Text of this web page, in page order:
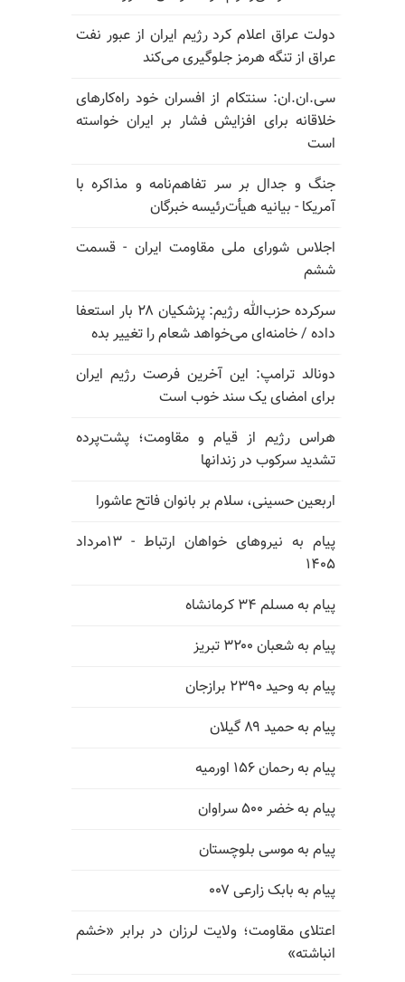
دولت عراق اعلام کرد رژیم ایران از عبور نفت
عراق از تنگه هرمز جلوگیری می‌کند
سی.ان.ان: سنتکام از افسران خود راه‌کارهای
خلاقانه برای افزایش فشار بر ایران خواسته
است
جنگ و جدال بر سر تفاهم‌نامه و مذاکره با
آمریکا - بیانیه هیأت‌رئیسه خبرگان
اجلاس شورای ملی مقاومت ایران - قسمت
ششم
سرکرده حزب‌الله رژیم: پزشکیان ۲۸ بار استعفا
داده / خامنه‌ای می‌خواهد شعام را تغییر بده
دونالد ترامپ: این آخرین فرصت رژیم ایران
برای امضای یک سند خوب است
هراس رژیم از قیام و مقاومت؛ پشت‌پرده
تشدید سرکوب در زندانها
اربعین حسینی، سلام بر بانوان فاتح عاشورا
پیام به نیروهای خواهان ارتباط - ۱۳مرداد
۱۴۰۵
پیام به مسلم ۳۴ کرمانشاه
پیام به شعبان ۳۲۰۰ تبریز
پیام به وحید ۲۳۹۰ برازجان
پیام به حمید ۸۹ گیلان
پیام به رحمان ۱۵۶ اورمیه
پیام به خضر ۵۰۰ سراوان
پیام به موسی بلوچستان
پیام به بابک زارعی ۰۰۷
اعتلای مقاومت؛ ولایت لرزان در برابر «خشم
انباشته»